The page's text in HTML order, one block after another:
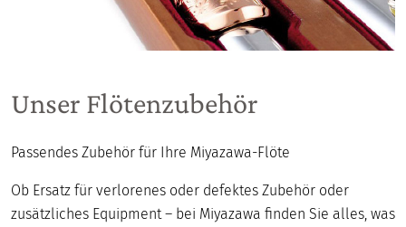
Unser Flötenzubehör
Passendes Zubehör für Ihre Miyazawa-Flöte
Ob Ersatz für verlorenes oder defektes Zubehör oder
zusätzliches Equipment – bei Miyazawa finden Sie alles, was